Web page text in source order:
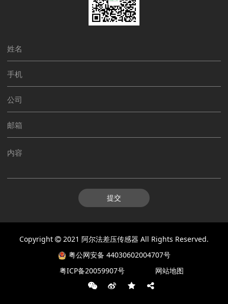
提交
Copyright 2021 阿尔法差压传感器 All Rights Reserved.
粤公网安备 44030602004707号
粤ICP备20059907号
网站地图